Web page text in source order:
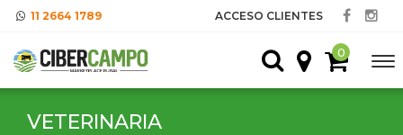
11 2664 1789 ACCESO CLIENTES
0
VETERINARIA